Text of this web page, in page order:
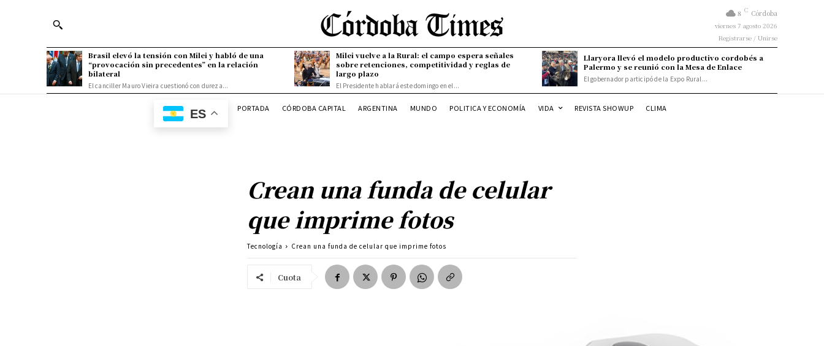
8 C Córdoba
viernes 7 agosto 2026
Registrarse / Unirse
Brasil elevó la tensión con Milei y habló de una
“provocación sin precedentes” en la relación
bilateral
El canciller Mauro Vieira cuestionó con dureza...
Milei vuelve a la Rural: el campo espera señales
sobre retenciones, competitividad y reglas de
largo plazo
El Presidente hablará este domingo en el...
Llaryora llevó el modelo productivo cordobés a
Palermo y se reunió con la Mesa de Enlace
El gobernador participó de la Expo Rural...
ES PORTADA CÓRDOBA CAPITAL ARGENTINA MUNDO POLITICA Y ECONOMÍA VIDA REVISTA SHOWUP CLIMA
Crean una funda de celular
que imprime fotos
Tecnología Crean una funda de celular que imprime fotos
Cuota